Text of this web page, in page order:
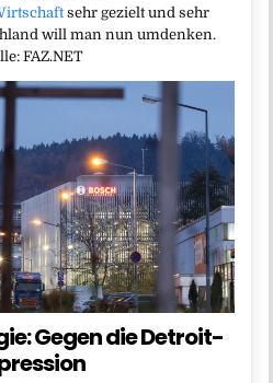
sehr gezielt und sehr
will man nun umdenken.
FAZ.NET
Gegen die Detroit-